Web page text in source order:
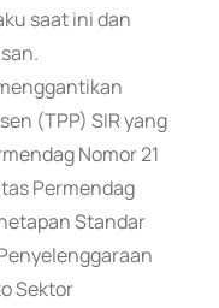
saat ini dan
(TPP) SIR yang
Nomor 21
Permendag
Standar
Sektor